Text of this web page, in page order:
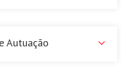
Autuação